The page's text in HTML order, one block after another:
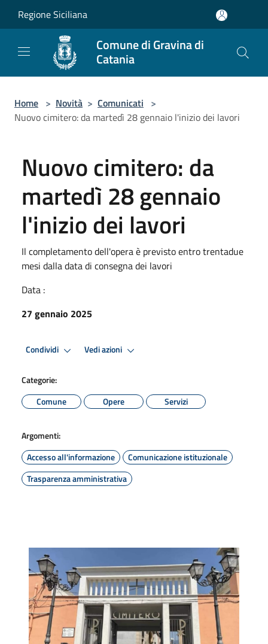
Regione Siciliana
Comune di Gravina di
Catania
Home > Novità > Comunicati >
Nuovo cimitero: da martedì 28 gennaio l'inizio dei lavori
Nuovo cimitero: da
martedì 28 gennaio
l'inizio dei lavori
Il completamento dell'opera è previsto entro trentadue
mesi dalla data di consegna dei lavori
Data :
27 gennaio 2025
Condividi Vedi azioni
Categorie:
Comune
Opere Servizi
Argomenti:
Accesso all'informazione
Comunicazione istituzionale
Trasparenza amministrativa